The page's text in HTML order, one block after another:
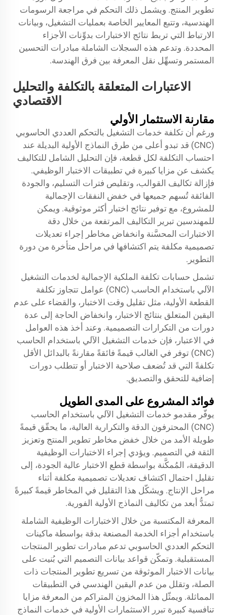
تطوير المنتج. ويشمل ذلك التحكم في مراجعة الرسومات
الهندسية، وتتبع المعايير الخاصة بعمليات التشغيل، وبيانات
الارتباط التي تربط نتائج الاختبارات بدوِّنات الأجزاء
المحددة. وتدعم هذه السجلات الشاملة مبادرات التحسين
المستمر وتسهِّل نقل المعرفة بين فرق الهندسة.
الاعتبارات المتعلقة بالتكلفة والتحليل
الاقتصادي
مقارنة الاستثمار الأولي
ورغم أن تكلفة خدمات التشغيل بالتحكم العددي الحاسوبي
(CNC) قد تبدو أعلى من طرق النماذج الأولية البديلة عند
احتساب التكلفة لكل قطعة، فإن التحليل الشامل للتكاليف
يكشف عن مزايا كبيرة في تطبيقات الاختبار الوظيفي.
فإزالة تكاليف القوالب، وتقليص فترات التسليم، والجودة
الفائقة تُسهم جميعها في خفض النفقات الإجمالية
للمشروع، مع توفير نتائج اختبار أكثر موثوقية. ويمكن
للمهندسين تبرير التكاليف المرتفعة من خلال دقة
الاختبارات المحسَّنة وانخفاض مخاطر إجراء تعديلات
تصميمية مكلفة يتم اكتشافها في مراحل متأخرة من دورة
التطوير.
تشمل حسابات تكلفة الملكية الإجمالية لخدمات التشغيل
الآلي باستخدام الحاسب (CNC) عوامل تتجاوز تكلفة
القطعة الأولية، مثل تقليل وقت الاختبار، والقضاء على عدم
اليقين المتعلق بنتائج الاختبار، وانخفاض الحاجة إلى عدة
دورات من التكرارات التصميمية. وعند أخذ هذه العوامل
في الاعتبار، فإن خدمات التشغيل الآلي باستخدام الحاسب
(CNC) توفر في الغالب قيمةً فائقةً مقارنةً بالبدائل الأقل
تكلفةً التي قد تُضعف صلاحية الاختبار أو تتطلب دورات
إضافية للتحقق والتصديق.
فوائد المشروع على المدى الطويل
يوفّر مقدمو خدمات التشغيل الآلي باستخدام الحاسب
(CNC) المحترفون الدقة والتكرارية العالية، ما يحقّق قيمةً
طويلة الأمد من خلال خفض مخاطر تطوير المنتج وتعزيز
الثقة في التصميم. ويؤدي إجراء الاختبارات الوظيفية
الدقيقة، المُمكَّنة بواسطة قطع الاختبار عالية الجودة، إلى
تقليل احتمال اكتشاف تعديلات تصميمية مكلفة أثناء
مراحل الإنتاج. ويشكّل هذا التقليل في المخاطر قيمةً كبيرةً
تمتدُّ أبعد من تكاليف النماذج الأولية الفورية.
المعرفة المكتسبة من خلال الاختبارات الوظيفية الشاملة
باستخدام أجزاء الخدمة المصنعة بدقة بواسطة ماكينات
التحكم العددي الحاسوبي تدعم مبادرات تطوير المنتجات
المستقبلية. وتمكّن قواعد بيانات التصميم التي بُنيت على
بيانات الاختبار الموثوقة من تسريع تطوير المنتجات ذات
الصلة، وتقلل من عدم اليقين الهندسي في التطبيقات
المماثلة. ويمثّل هذا المخزون المتراكم من المعرفة مزايا
تنافسية كبيرة تبرر الاستثمارات الأولية في خدمات النماذج